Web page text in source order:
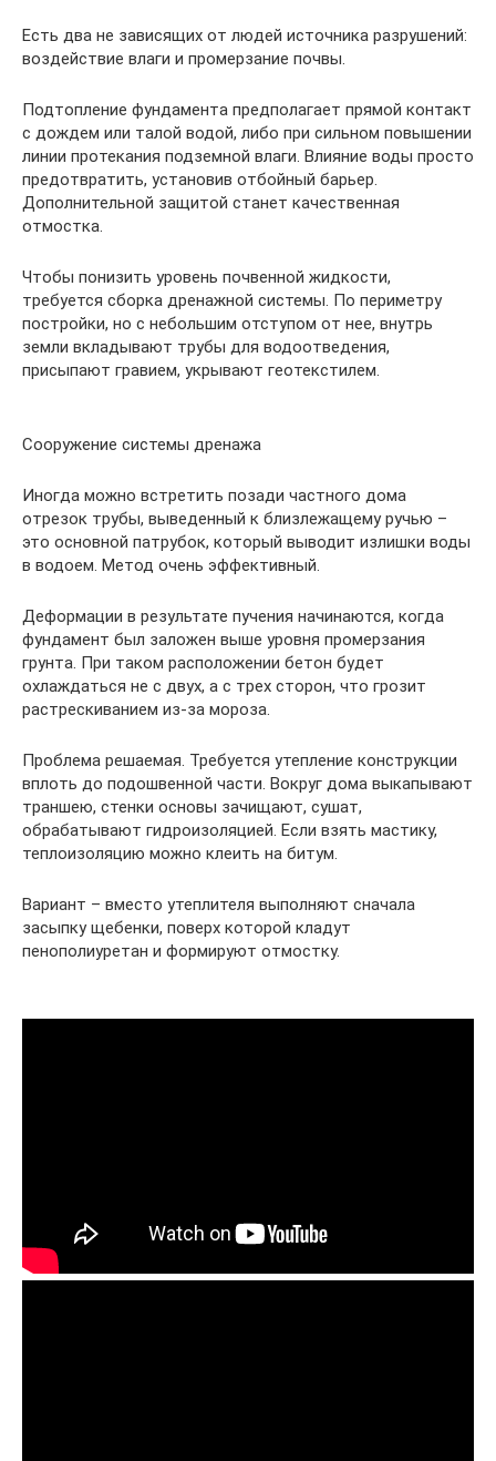
Есть два не зависящих от людей источника разрушений:
воздействие влаги и промерзание почвы.
Подтопление фундамента предполагает прямой контакт
с дождем или талой водой, либо при сильном повышении
линии протекания подземной влаги. Влияние воды просто
предотвратить, установив отбойный барьер.
Дополнительной защитой станет качественная
отмостка.
Чтобы понизить уровень почвенной жидкости,
требуется сборка дренажной системы. По периметру
постройки, но с небольшим отступом от нее, внутрь
земли вкладывают трубы для водоотведения,
присыпают гравием, укрывают геотекстилем.
Сооружение системы дренажа
Иногда можно встретить позади частного дома
отрезок трубы, выведенный к близлежащему ручью –
это основной патрубок, который выводит излишки воды
в водоем. Метод очень эффективный.
Деформации в результате пучения начинаются, когда
фундамент был заложен выше уровня промерзания
грунта. При таком расположении бетон будет
охлаждаться не с двух, а с трех сторон, что грозит
растрескиванием из-за мороза.
Проблема решаемая. Требуется утепление конструкции
вплоть до подошвенной части. Вокруг дома выкапывают
траншею, стенки основы зачищают, сушат,
обрабатывают гидроизоляцией. Если взять мастику,
теплоизоляцию можно клеить на битум.
Вариант – вместо утеплителя выполняют сначала
засыпку щебенки, поверх которой кладут
пенополиуретан и формируют отмостку.